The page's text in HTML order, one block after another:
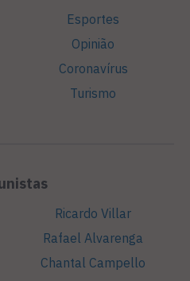
Esportes
Opinião
Coronavírus
Turismo
Ricardo Villar
Rafael Alvarenga
Chantal Campello